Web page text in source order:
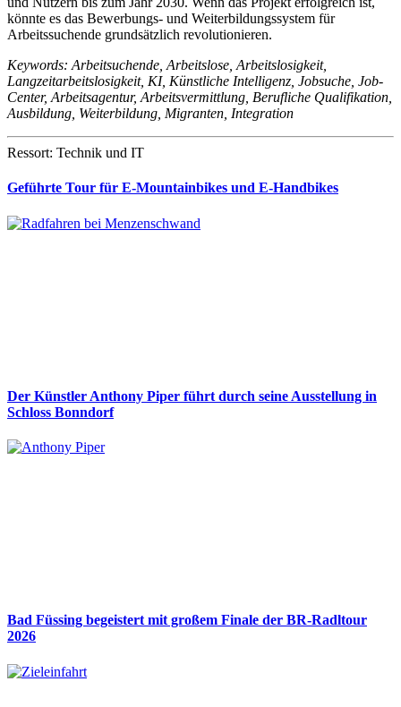
könnte es das Bewerbungs- und Weiterbildungssystem für
Arbeitssuchende grundsätzlich revolutionieren.
Keywords: Arbeitsuchende, Arbeitslose, Arbeitslosigkeit,
Langzeitarbeitslosigkeit, KI, Künstliche Intelligenz, Jobsuche, Job-
Center, Arbeitsagentur, Arbeitsvermittlung, Berufliche Qualifikation,
Ausbildung, Weiterbildung, Migranten, Integration
Ressort: Technik und IT
Geführte Tour für E-Mountainbikes und E-Handbikes
Der Künstler Anthony Piper führt durch seine Ausstellung in
Schloss Bonndorf
Bad Füssing begeistert mit großem Finale der BR-Radltour
2026